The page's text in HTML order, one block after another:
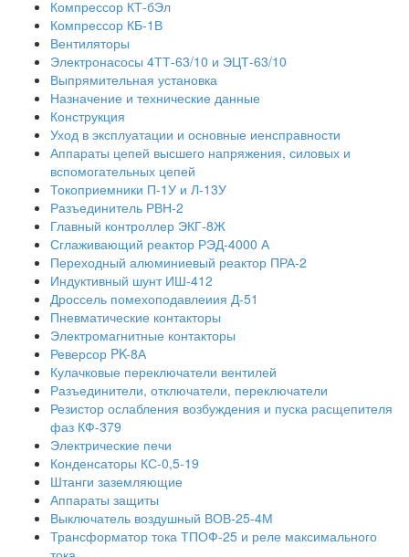
Компрессор КТ-бЭл
Компрессор КБ-1В
Вентиляторы
Электронасосы 4ТТ-63/10 и ЭЦТ-63/10
Выпрямительная установка
Назначение и технические данные
Конструкция
Уход в эксплуатации и основные иенсправности
Аппараты цепей высшего напряжения, силовых и
вспомогательных цепей
Токоприемники П-1У и Л-13У
Разъединитель РВН-2
Главный контроллер ЭКГ-8Ж
Сглаживающий реактор РЭД-4000 А
Переходный алюминиевый реактор ПРА-2
Индуктивный шунт ИШ-412
Дроссель помехоподавлеиия Д-51
Пневматические контакторы
Электромагнитные контакторы
Реверсор PK-8А
Кулачковые переключатели вентилей
Разъединители, отключатели, переключатели
Резистор ослабления возбуждения и пуска расщепителя
фаз КФ-379
Электрические печи
Конденсаторы КС-0,5-19
Штанги заземляющие
Аппараты защиты
Выключатель воздушный ВОВ-25-4М
Трансформатор тока ТПОФ-25 и реле максимального